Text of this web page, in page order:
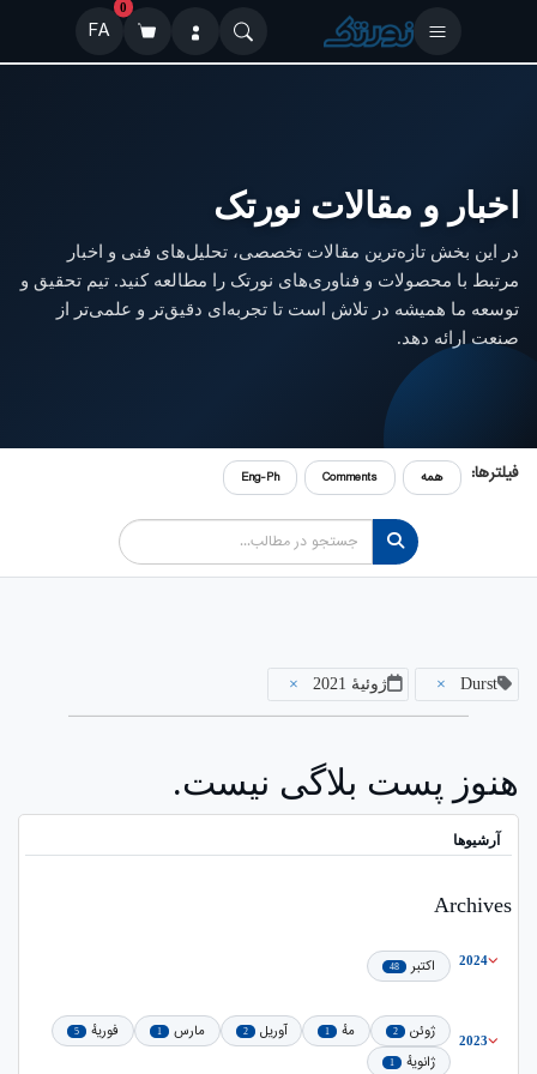
0
FA
اخبار و مقالات نورتک
در این بخش تازه‌ترین مقالات تخصصی، تحلیل‌های فنی و اخبار
مرتبط با محصولات و فناوری‌های نورتک را مطالعه کنید. تیم تحقیق و
توسعه ما همیشه در تلاش است تا تجربه‌ای دقیق‌تر و علمی‌تر از
صنعت ارائه دهد.
فیلترها: همه Comments
Eng-Ph
Durst
× ژوئیهٔ 2021 ×
هنوز پست بلاگی نیست.
آرشیوها
Archives
2024 اکتبر 48
2023 ژوئن 2 مهٔ 1 آوریل 2 مارس 1 فوریهٔ 5
ژانویهٔ 1